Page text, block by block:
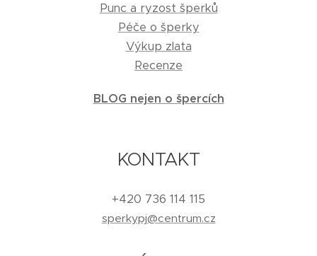
Punc a ryzost šperků
Péče o šperky
Výkup zlata
Recenze
BLOG nejen o špercích
KONTAKT
+420 736 114 115
sperkypj@centrum.cz